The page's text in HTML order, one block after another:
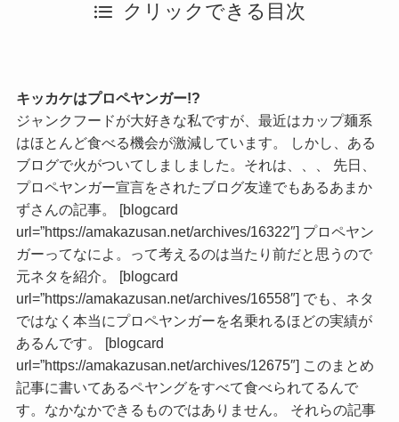
クリックできる目次
キッカケはプロペヤンガー!?
ジャンクフードが大好きな私ですが、最近はカップ麺系
はほとんど食べる機会が激減しています。 しかし、ある
ブログで火がついてしましました。それは、、、 先日、
プロペヤンガー宣言をされたブログ友達でもあるあまか
ずさんの記事。 [blogcard
url=”https://amakazusan.net/archives/16322″] プロペヤン
ガーってなによ。って考えるのは当たり前だと思うので
元ネタを紹介。 [blogcard
url=”https://amakazusan.net/archives/16558″] でも、ネタ
ではなく本当にプロペヤンガーを名乗れるほどの実績が
あるんです。 [blogcard
url=”https://amakazusan.net/archives/12675″] このまとめ
記事に書いてあるペヤングをすべて食べられてるんで
す。なかなかできるものではありません。 それらの記事